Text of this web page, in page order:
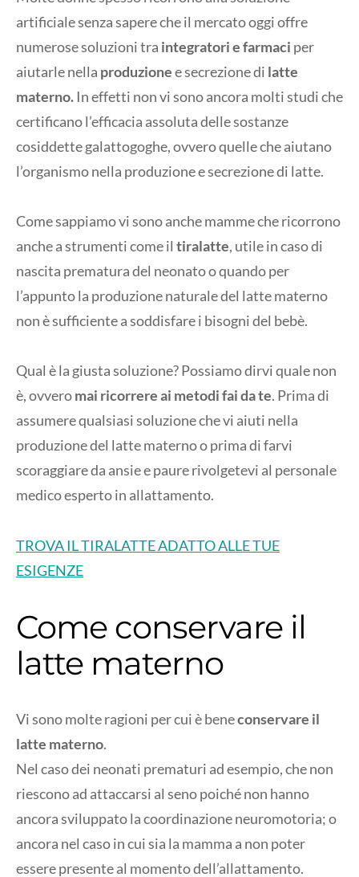
artificiale senza sapere che il mercato oggi offre
numerose soluzioni tra integratori e farmaci per
aiutarle nella produzionee secrezione di latte
materno. In effetti non vi sono ancora molti studi che
certificano l’efficacia assoluta delle sostanze
cosiddette galattogoghe, ovvero quelle che aiutano
l’organismo nella produzione e secrezione di latte.
Come sappiamo vi sono anche mamme che ricorrono
anche a strumenti come il tiralatte, utile in caso di
nascita prematura del neonato o quando per
l’appunto la produzione naturale del latte materno
non è sufficiente a soddisfare i bisogni del bebè.
Qual è la giusta soluzione? Possiamo dirvi quale non
è, ovveromai ricorrere ai metodi fai da te. Prima di
assumere qualsiasi soluzione che vi aiuti nella
produzione del latte materno o prima di farvi
scoraggiare da ansie e paure rivolgetevi al personale
medico esperto in allattamento.
TROVA IL TIRALATTE ADATTO ALLE TUE
ESIGENZE
Come conservare il
latte materno
Vi sono molte ragioni per cui è beneconservare il
latte materno.
Nel caso dei neonati prematuri ad esempio, che non
riescono ad attaccarsi al seno poiché non hanno
ancora sviluppato la coordinazione neuromotoria; o
ancora nel caso in cui sia la mamma a non poter
essere presente al momento dell’allattamento.